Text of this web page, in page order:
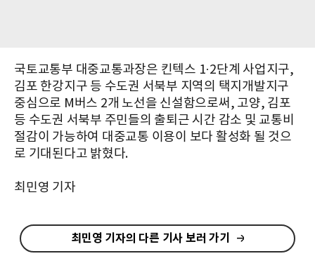
국토교통부 대중교통과장은 킨텍스 1·2단계 사업지구,
김포 한강지구 등 수도권 서북부 지역의 택지개발지구
중심으로 M버스 2개 노선을 신설함으로써, 고양, 김포
등 수도권 서북부 주민들의 출퇴근 시간 감소 및 교통비
절감이 가능하여 대중교통 이용이 보다 활성화 될 것으
로 기대된다고 밝혔다.
최민영 기자
최민영 기자의 다른 기사 보러 가기